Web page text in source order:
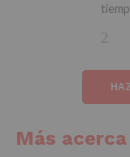
Más